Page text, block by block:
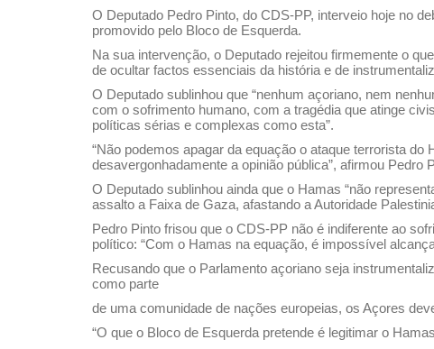
O Deputado Pedro Pinto, do CDS-PP, interveio hoje no
promovido pelo Bloco de Esquerda.
Na sua intervenção, o Deputado rejeitou firmemente o
de ocultar factos essenciais da história e de
O Deputado sublinhou que “nenhum açoriano, nem
com o sofrimento humano, com a tragédia que atinge
políticas sérias e complexas como esta”.
“Não podemos apagar da equação o ataque terrorista
desavergonhadamente a opinião pública”, afirmou Pedro
O Deputado sublinhou ainda que o Hamas “não
assalto a Faixa de Gaza, afastando a Autoridade
Pedro Pinto frisou que o CDS-PP não é indiferente ao
político: “Com o Hamas na equação, é impossível
Recusando que o Parlamento açoriano seja
como parte
de uma comunidade de nações europeias, os Açores
“O que o Bloco de Esquerda pretende é legitimar o